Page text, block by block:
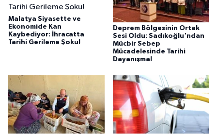
Malatya Siyasette ve
Ekonomide Kan
Kaybediyor: İhracatta
Tarihi Gerileme Şoku!
Deprem Bölgesinin Ortak
Sesi Oldu: Sadıkoğlu'ndan
Mücbir Sebep
Mücadelesinde Tarihi
Dayanışma!